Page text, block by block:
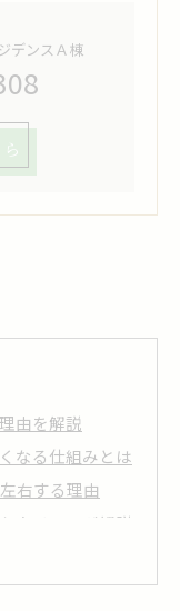
デンスＡ棟
由を解説
なる仕組みとは
右する理由
タイミング解説
プレナリー術
よる影響と防止